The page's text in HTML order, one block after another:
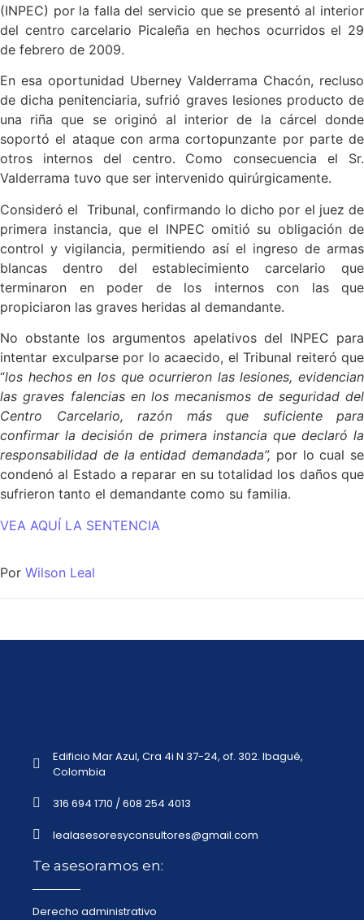
(INPEC) por la falla del servicio que se presentó al interior
del centro carcelario Picaleña en hechos ocurridos el 29
de febrero de 2009.
En esa oportunidad Uberney Valderrama Chacón, recluso
de dicha penitenciaria, sufrió graves lesiones producto de
una riña que se originó al interior de la cárcel donde
soportó el ataque con arma cortopunzante por parte de
otros internos del centro. Como consecuencia el Sr.
Valderrama tuvo que ser intervenido quirúrgicamente.
Consideró el Tribunal, confirmando lo dicho por el juez de
primera instancia, que el INPEC omitió su obligación de
control y vigilancia, permitiendo así el ingreso de armas
blancas dentro del establecimiento carcelario que
terminaron en poder de los internos con las que
propiciaron las graves heridas al demandante.
No obstante los argumentos apelativos del INPEC para
intentar exculparse por lo acaecido, el Tribunal reiteró que
“los hechos en los que ocurrieron las lesiones, evidencian
las graves falencias en los mecanismos de seguridad del
Centro Carcelario, razón más que suficiente para
confirmar la decisión de primera instancia que declaró la
responsabilidad de la entidad demandada”, por lo cual se
condenó al Estado a reparar en su totalidad los daños que
sufrieron tanto el demandante como su familia.
VEA AQUÍ LA SENTENCIA
Por Wilson Leal
Edificio Mar Azul, Cra 4i N 37-24, of. 302. Ibagué,
Colombia
316 694 1710 / 608 254 4013
lealasesoresyconsultores@gmail.com
Te asesoramos en:
Derecho administrativo